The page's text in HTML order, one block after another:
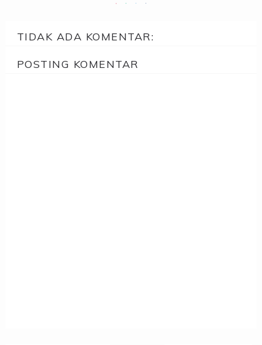
TIDAK ADA KOMENTAR:
POSTING KOMENTAR